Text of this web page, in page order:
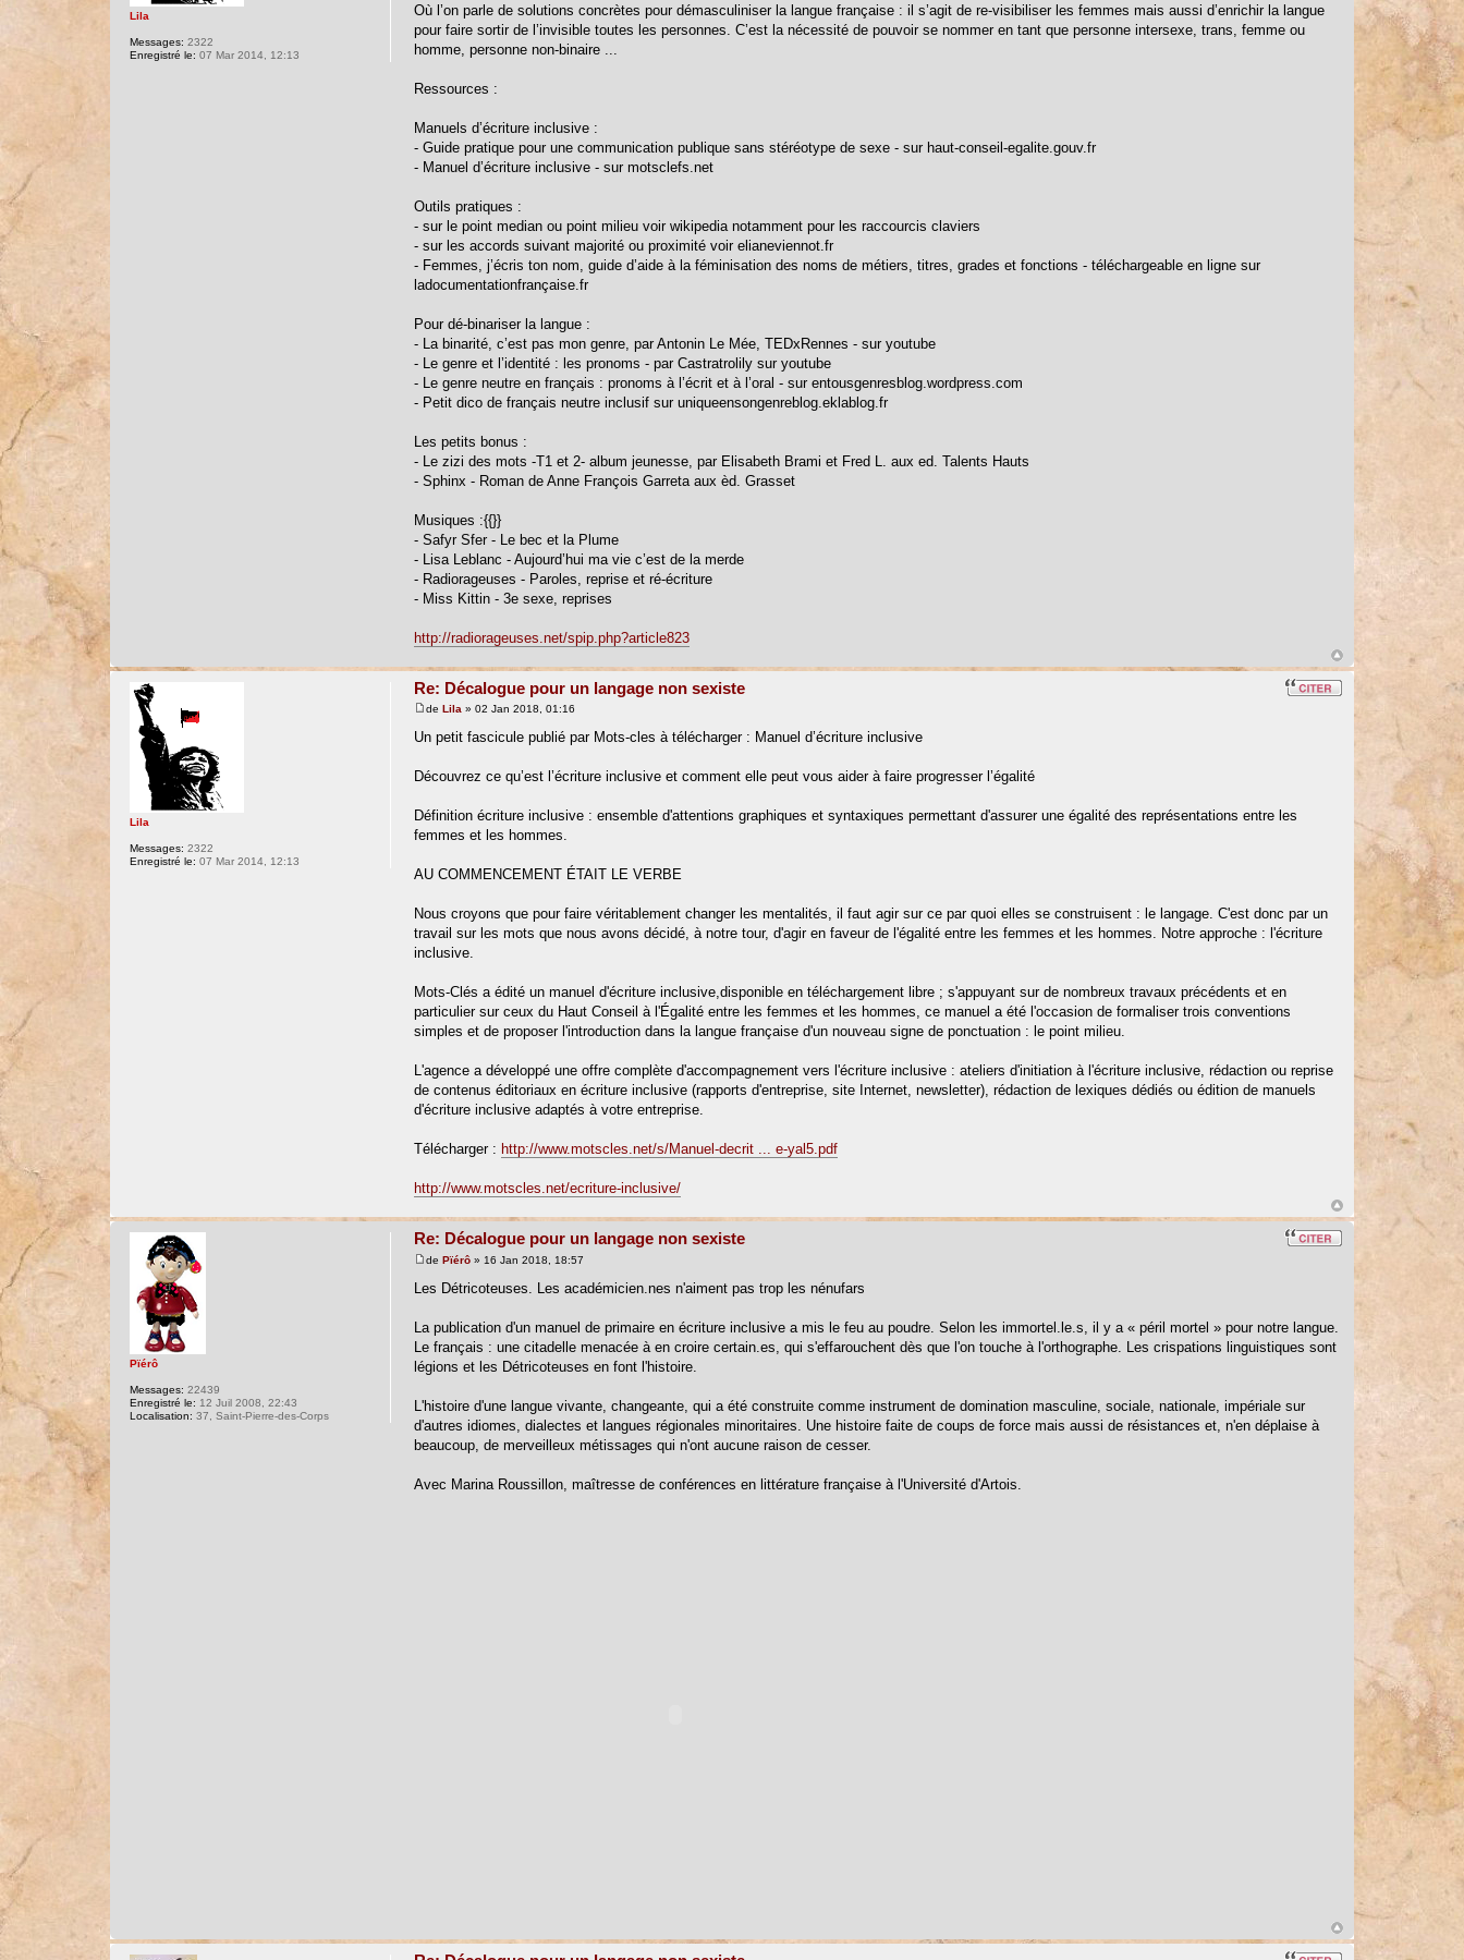
Où l’on parle de solutions concrètes pour démasculiniser la langue française : il s’agit de re-visibiliser les femmes mais aussi d’enrichir la langue
pour faire sortir de l’invisible toutes les personnes. C’est la nécessité de pouvoir se nommer en tant que personne intersexe, trans, femme ou
homme, personne non-binaire ...
Ressources :
Manuels d’écriture inclusive :
- Guide pratique pour une communication publique sans stéréotype de sexe - sur haut-conseil-egalite.gouv.fr
- Manuel d’écriture inclusive - sur motsclefs.net
Outils pratiques :
- sur le point median ou point milieu voir wikipedia notamment pour les raccourcis claviers
- sur les accords suivant majorité ou proximité voir elianeviennot.fr
- Femmes, j’écris ton nom, guide d’aide à la féminisation des noms de métiers, titres, grades et fonctions - téléchargeable en ligne sur
ladocumentationfrançaise.fr
Pour dé-binariser la langue :
- La binarité, c’est pas mon genre, par Antonin Le Mée, TEDxRennes - sur youtube
- Le genre et l’identité : les pronoms - par Castratrolily sur youtube
- Le genre neutre en français : pronoms à l’écrit et à l’oral - sur entousgenresblog.wordpress.com
- Petit dico de français neutre inclusif sur uniqueensongenreblog.eklablog.fr
Les petits bonus :
- Le zizi des mots -T1 et 2- album jeunesse, par Elisabeth Brami et Fred L. aux ed. Talents Hauts
- Sphinx - Roman de Anne François Garreta aux èd. Grasset
Musiques :{{}}
- Safyr Sfer - Le bec et la Plume
- Lisa Leblanc - Aujourd’hui ma vie c’est de la merde
- Radiorageuses - Paroles, reprise et ré-écriture
- Miss Kittin - 3e sexe, reprises
http://radiorageuses.net/spip.php?article823
Lila
Messages: 2322
Enregistré le: 07 Mar 2014, 12:13
Re: Décalogue pour un langage non sexiste
deLila » 02 Jan 2018, 01:16
Un petit fascicule publié par Mots-cles à télécharger : Manuel d’écriture inclusive
Découvrez ce qu’est l’écriture inclusive et comment elle peut vous aider à faire progresser l’égalité
Définition écriture inclusive : ensemble d'attentions graphiques et syntaxiques permettant d'assurer une égalité des représentations entre les
femmes et les hommes.
AU COMMENCEMENT ÉTAIT LE VERBE
Nous croyons que pour faire véritablement changer les mentalités, il faut agir sur ce par quoi elles se construisent : le langage. C'est donc par un
travail sur les mots que nous avons décidé, à notre tour, d'agir en faveur de l'égalité entre les femmes et les hommes. Notre approche : l'écriture
inclusive.
Mots-Clés a édité un manuel d'écriture inclusive,disponible en téléchargement libre ; s'appuyant sur de nombreux travaux précédents et en
particulier sur ceux du Haut Conseil à l'Égalité entre les femmes et les hommes, ce manuel a été l'occasion de formaliser trois conventions
simples et de proposer l'introduction dans la langue française d'un nouveau signe de ponctuation : le point milieu.
L'agence a développé une offre complète d'accompagnement vers l'écriture inclusive : ateliers d'initiation à l'écriture inclusive, rédaction ou reprise
de contenus éditoriaux en écriture inclusive (rapports d'entreprise, site Internet, newsletter), rédaction de lexiques dédiés ou édition de manuels
d'écriture inclusive adaptés à votre entreprise.
Télécharger : http://www.motscles.net/s/Manuel-decrit ... e-yal5.pdf
http://www.motscles.net/ecriture-inclusive/
Lila
Messages: 2322
Enregistré le: 07 Mar 2014, 12:13
Re: Décalogue pour un langage non sexiste
dePïérô » 16 Jan 2018, 18:57
Les Détricoteuses. Les académicien.nes n'aiment pas trop les nénufars
La publication d'un manuel de primaire en écriture inclusive a mis le feu au poudre. Selon les immortel.le.s, il y a « péril mortel » pour notre langue.
Le français : une citadelle menacée à en croire certain.es, qui s'effarouchent dès que l'on touche à l'orthographe. Les crispations linguistiques sont
légions et les Détricoteuses en font l'histoire.
L'histoire d'une langue vivante, changeante, qui a été construite comme instrument de domination masculine, sociale, nationale, impériale sur
d'autres idiomes, dialectes et langues régionales minoritaires. Une histoire faite de coups de force mais aussi de résistances et, n'en déplaise à
beaucoup, de merveilleux métissages qui n'ont aucune raison de cesser.
Avec Marina Roussillon, maîtresse de conférences en littérature française à l'Université d'Artois.
Pïérô
Messages: 22439
Enregistré le: 12 Juil 2008, 22:43
Localisation: 37, Saint-Pierre-des-Corps